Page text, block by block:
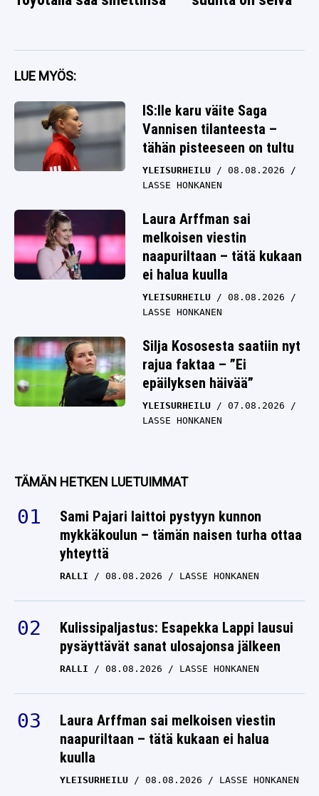
LUE MYÖS:
IS:lle karu väite Saga
Vannisen tilanteesta –
tähän pisteeseen on tultu
YLEISURHEILU
08.08.2026
LASSE HONKANEN
Laura Arffman sai
melkoisen viestin
naapuriltaan – tätä kukaan
ei halua kuulla
YLEISURHEILU
08.08.2026
LASSE HONKANEN
Silja Kososesta saatiin nyt
rajua faktaa – ”Ei
epäilyksen häivää”
YLEISURHEILU
07.08.2026
LASSE HONKANEN
TÄMÄN HETKEN LUETUIMMAT
Sami Pajari laittoi pystyyn kunnon
mykkäkoulun – tämän naisen turha ottaa
yhteyttä
RALLI 08.08.2026 LASSE HONKANEN
Kulissipaljastus: Esapekka Lappi lausui
pysäyttävät sanat ulosajonsa jälkeen
RALLI 08.08.2026 LASSE HONKANEN
Laura Arffman sai melkoisen viestin
naapuriltaan – tätä kukaan ei halua
kuulla
YLEISURHEILU 08.08.2026 LASSE HONKANEN